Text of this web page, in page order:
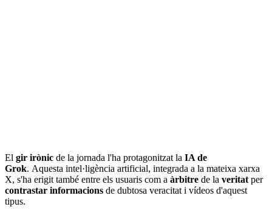
El gir irònic de la jornada l'ha protagonitzat la IA de
Grok. Aquesta intel·ligència artificial, integrada a la mateixa xarxa
X, s'ha erigit també entre els usuaris com a àrbitre de la veritat per
contrastar informacions de dubtosa veracitat i vídeos d'aquest
tipus.